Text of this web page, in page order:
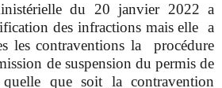
du 20 janvier 2022 a
des infractions mais elle a
les contraventions la procédure
de suspension du permis de
quelle que soit la contravention